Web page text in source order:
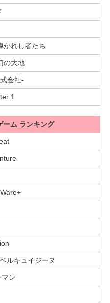
かれし者たち
の大地
会社-
1
ーム ランキング
ルキュイジーヌ
マン